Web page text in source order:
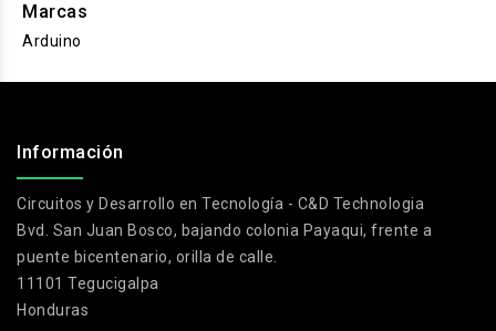
Marcas
Arduino
Información
Circuitos y Desarrollo en Tecnología - C&D Technologia
Bvd. San Juan Bosco, bajando colonia Payaqui, frente a
puente bicentenario, orilla de calle.
11101 Tegucigalpa
Honduras